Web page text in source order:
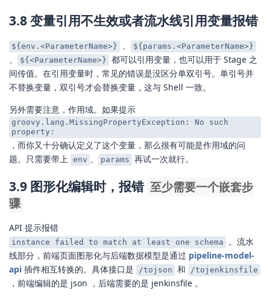
3.8 变量引用不生效或者流水线引用变量报错
${env.<ParameterName>} 、 ${params.<ParameterName>}
、 ${<ParameterName>} 都可以引用变量，也可以用于 Stage 之
间传值。在引用变量时，常见的错误是没区分单双引号。单引号并
不替换变量，双引号才会替换变量，这与 Shell 一致。
另外需要注意，作用域。如果提示
groovy.lang.MissingPropertyException: No such
property:
，而你又十分确认定义了这个变量，那么很有可能是作用域的问
题。只需要带上 env 、 params 再试一次就行。
3.9 图形化编辑时，报错 至少需要一个嵌套步
骤
API 提示报错
instance failed to match at least one schema
。流水
线部分，前端页面图形化与后端数据模型是通过 pipeline-model-
api 插件相互转换的。具体接口是 /tojson 和 /tojenkinsfile
，前端编辑的是 json ，后端需要的是 jenkinsfile 。